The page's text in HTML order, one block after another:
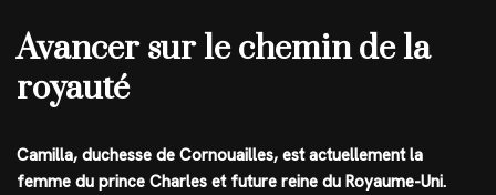
Avancer sur le chemin de la
royauté
Camilla, duchesse de Cornouailles, est actuellement la
femme du prince Charles et future reine du Royaume-Uni.